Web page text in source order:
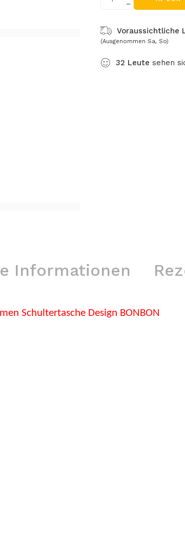
Voraussichtliche
(Ausgenommen Sa, So)
32 Leute sehen
Informationen
Schultertasche Design BONBON